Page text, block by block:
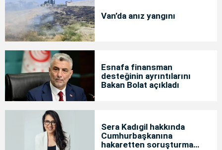
Van’da anız yangını
Esnafa finansman
desteğinin ayrıntılarını
Bakan Bolat açıkladı
Sera Kadıgil hakkında
Cumhurbaşkanına
hakaretten soruşturma